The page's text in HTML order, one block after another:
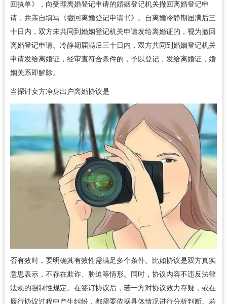
回执单》，向受理离婚登记申请的婚姻登记机关撤回离婚登记申
请，并亲自填写《撤回离婚登记申请书》。自离婚冷静期届满后三
十日内，双方未共同到婚姻登记机关申请发给离婚证的，视为撤回
离婚登记申请。冷静期届满后三十日内，双方共同到婚姻登记机关
申请发给离婚证，经审查符合条件的，予以登记，发给离婚证，婚
姻关系即解除。
当探讨女方净身出户离婚协议是
否有效时，要明确其有效性需满足多个条件。比如协议是双方真实
意思表示，不存在欺诈、胁迫等情形。同时，协议内容不违反法律
法规的强制性规定。在签订协议后，若一方对协议效力存疑，或在
履行协议过程中产生纠纷，都需要依据具体情况进行分析判断。若